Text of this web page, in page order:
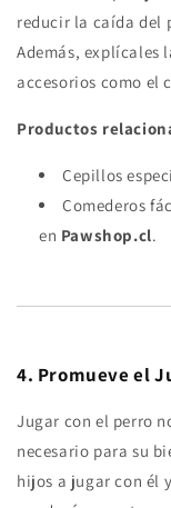
reducir la caída del
Además, explícales
accesorios como el
Productos
Cepillos
Comederos
en Pawshop.cl.
4. Promueve el
Jugar con el perro
necesario para su
hijos a jugar con él